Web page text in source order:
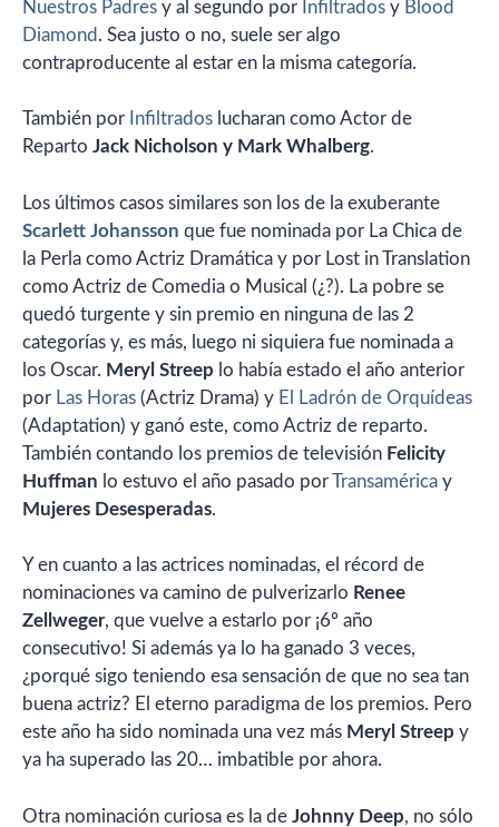
Nuestros Padres y al segundo por Infiltrados y Blood
Diamond . Sea justo o no, suele ser algo
contraproducente al estar en la misma categoría.
También por Infiltrados lucharan como Actor de
Reparto Jack Nicholson y Mark Whalberg.
Los últimos casos similares son los de la exuberante
Scarlett Johansson que fue nominada por La Chica de
la Perla como Actriz Dramática y por Lost in Translation
como Actriz de Comedia o Musical (¿?). La pobre se
quedó turgente y sin premio en ninguna de las 2
categorías y, es más, luego ni siquiera fue nominada a
los Oscar. Meryl Streep lo había estado el año anterior
por Las Horas (Actriz Drama) y El Ladrón de Orquídeas
(Adaptation) y ganó este, como Actriz de reparto.
También contando los premios de televisión Felicity
Huffman lo estuvo el año pasado porTransamérica y
Mujeres Desesperadas.
Y en cuanto a las actrices nominadas, el récord de
nominaciones va camino de pulverizarlo Renee
Zellweger, que vuelve a estarlo por ¡6º año
consecutivo! Si además ya lo ha ganado 3 veces,
¿porqué sigo teniendo esa sensación de que no sea tan
buena actriz? El eterno paradigma de los premios. Pero
este año ha sido nominada una vez más Meryl Streep y
ya ha superado las 20… imbatible por ahora.
Otra nominación curiosa es la de Johnny Deep, no sólo